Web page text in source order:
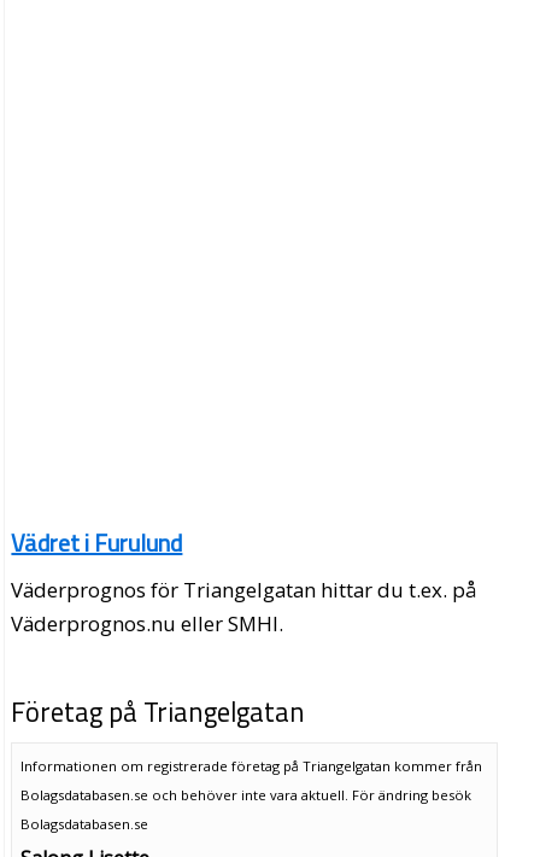
Vädret i Furulund
Väderprognos för Triangelgatan hittar du t.ex. på
Väderprognos.nu eller SMHI.
Företag på Triangelgatan
Informationen om registrerade företag på Triangelgatan kommer från
Bolagsdatabasen.se och behöver inte vara aktuell. För ändring besök
Bolagsdatabasen.se